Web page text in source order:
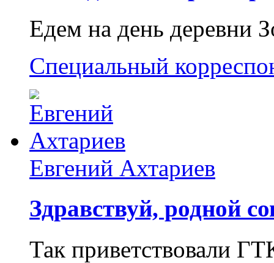
Едем на день деревни
Специальный
Евгений Ахтариев
Здравствуй, родной
Так приветствовали